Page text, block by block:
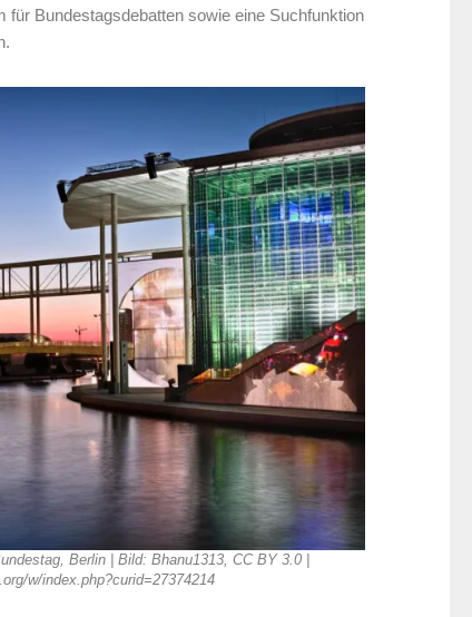
Bundestagsdebatten sowie eine Suchfunktion
Berlin | Bild: Bhanu1313, CC BY 3.0 |
w/index.php?curid=27374214